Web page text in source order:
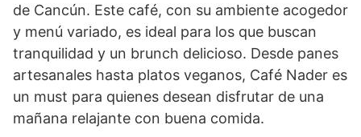
de Cancún. Este café, con su ambiente acogedor
y menú variado, es ideal para los que buscan
tranquilidad y un brunch delicioso. Desde panes
artesanales hasta platos veganos, Café Nader es
un must para quienes desean disfrutar de una
mañana relajante con buena comida.